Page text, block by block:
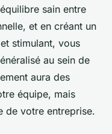
sain entre
et en créant un
stimulant, vous
au sein de
aura des
équipe, mais
de votre entreprise.